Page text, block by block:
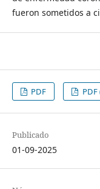
fueron sometidos a
PDF
Publicado
01-09-2025